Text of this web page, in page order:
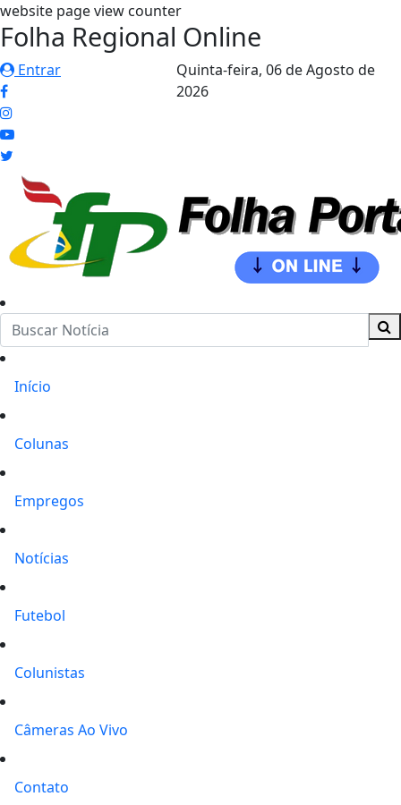
website page view counter
Folha Regional Online
Entrar Quinta-feira, 06 de Agosto de
2026
Início
Colunas
Empregos
Notícias
Futebol
Colunistas
Câmeras Ao Vivo
Contato